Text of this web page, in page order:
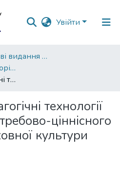
Увійти
Наукові фахові видання СумДПУ
Педагогічні науки: теорія, історія, інноваційні технології
Психолого-педагогічні технології формування потребово-ціннісного компонента духовної культури особистості
технології
ціннісного
культури